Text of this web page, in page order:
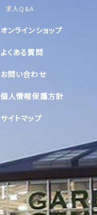
求人Q&A
オンラインショップ
よくある質問
お問い合わせ
個人情報保護方針
サイトマップ